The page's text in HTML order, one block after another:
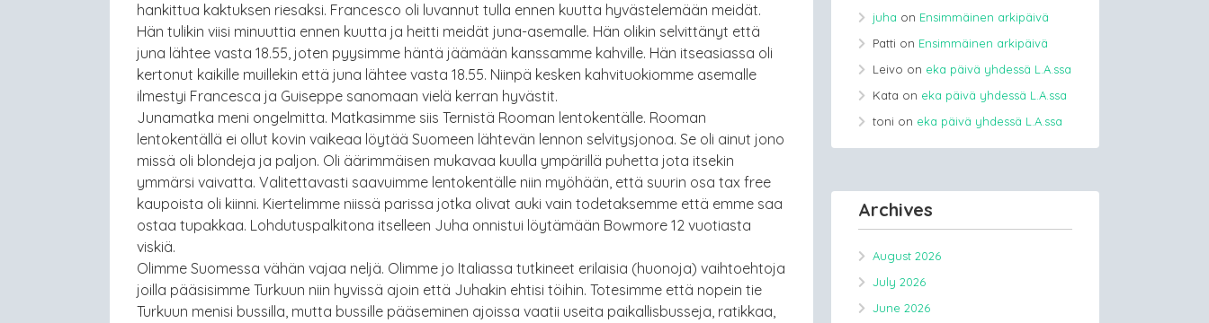
hankittua kaktuksen riesaksi. Francesco oli luvannut tulla ennen kuutta hyvästelemään meidät.
Hän tulikin viisi minuuttia ennen kuutta ja heitti meidät juna-asemalle. Hän olikin selvittänyt että
juna lähtee vasta 18.55, joten pyysimme häntä jäämään kanssamme kahville. Hän itseasiassa oli
kertonut kaikille muillekin että juna lähtee vasta 18.55. Niinpä kesken kahvituokiomme asemalle
ilmestyi Francesca ja Guiseppe sanomaan vielä kerran hyvästit.
Junamatka meni ongelmitta. Matkasimme siis Ternistä Rooman lentokentälle. Rooman
lentokentällä ei ollut kovin vaikeaa löytää Suomeen lähtevän lennon selvitysjonoa. Se oli ainut jono
missä oli blondeja ja paljon. Oli äärimmäisen mukavaa kuulla ympärillä puhetta jota itsekin
ymmärsi vaivatta. Valitettavasti saavuimme lentokentälle niin myöhään, että suurin osa tax free
kaupoista oli kiinni. Kiertelimme niissä parissa jotka olivat auki vain todetaksemme että emme saa
ostaa tupakkaa. Lohdutuspalkitona itselleen Juha onnistui löytämään Bowmore 12 vuotiasta
viskiä.
Olimme Suomessa vähän vajaa neljä. Olimme jo Italiassa tutkineet erilaisia (huonoja) vaihtoehtoja
joilla pääsisimme Turkuun niin hyvissä ajoin että Juhakin ehtisi töihin. Totesimme että nopein tie
Turkuun menisi bussilla, mutta bussille pääseminen ajoissa vaatii useita paikallisbusseja, ratikkaa,
juha on Ensimmäinen arkipäivä
Patti on Ensimmäinen arkipäivä
Leivo on eka päivä yhdessä L.A.ssa
Kata on eka päivä yhdessä L.A.ssa
toni on eka päivä yhdessä L.A.ssa
Archives
August 2026
July 2026
June 2026